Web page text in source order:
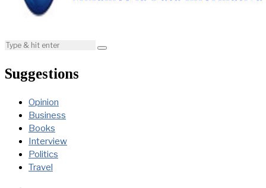
Suggestions
Opinion
Business
Books
Interview
Politics
Travel